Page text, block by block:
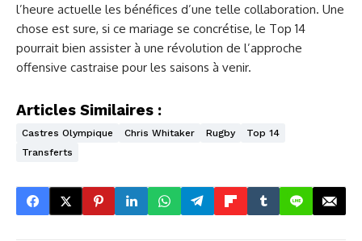
l’heure actuelle les bénéfices d’une telle collaboration. Une
chose est sure, si ce mariage se concrétise, le Top 14
pourrait bien assister à une révolution de l’approche
offensive castraise pour les saisons à venir.
Articles Similaires :
Castres Olympique Chris Whitaker Rugby
Top 14
Transferts